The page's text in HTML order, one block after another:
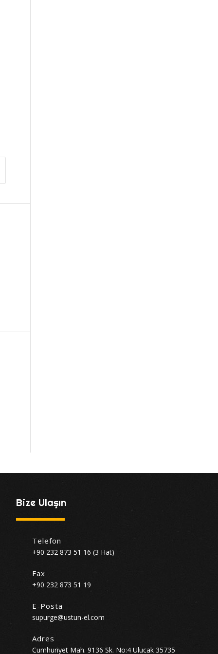
Bize Ulaşın
Telefon
+90 232 873 51 16 (3 Hat)
Fax
+90 232 873 51 19
E-Posta
supurge@ustun-el.com
Adres
Cumhuriyet Mah. 9136 Sk. No:4 Ulucak 35735